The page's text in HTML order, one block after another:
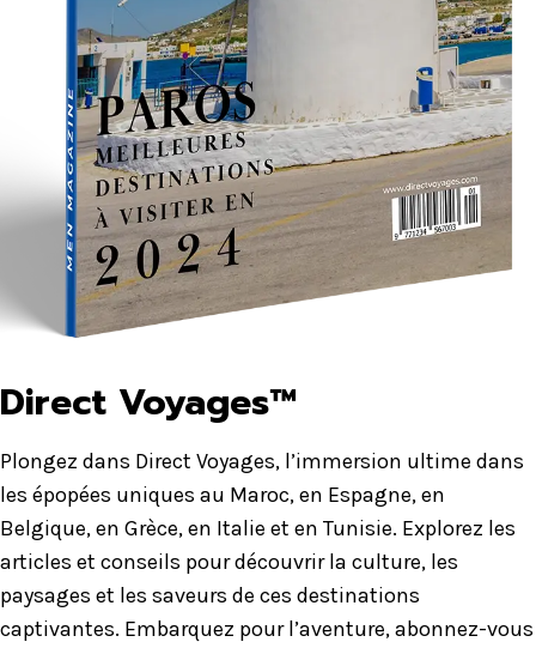
Direct Voyages™
Plongez dans Direct Voyages, l’immersion ultime dans
les épopées uniques au Maroc, en Espagne, en
Belgique, en Grèce, en Italie et en Tunisie. Explorez les
articles et conseils pour découvrir la culture, les
paysages et les saveurs de ces destinations
captivantes. Embarquez pour l’aventure, abonnez-vous